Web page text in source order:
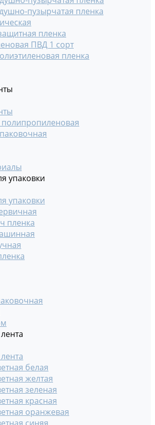
пузырчатая пленка
пленка
ПВД 1 сорт
пленка
полипропиленовая
упаковки
упаковки
пленка
белая
желтая
зеленая
красная
оранжевая